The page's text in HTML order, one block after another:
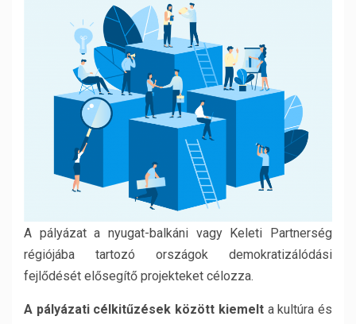
A pályázat a nyugat-balkáni vagy Keleti Partnerség
régiójába tartozó országok demokratizálódási
fejlődését elősegítő projekteket célozza.
A pályázati célkitűzések között kiemelta kultúra és